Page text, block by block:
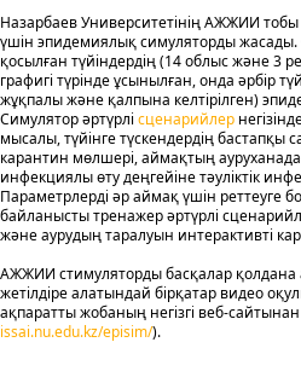
Назарбаев Университетінің АЖЖИИ
үшін эпидемиялық симуляторды жасады.
қосылған түйіндердің (14 облыс және 3
графигі түрінде ұсынылған, онда әрбір
жұқпалы және қалпына келтірілген)
Симулятор әртүрлі сценарийлер
мысалы, түйінге түскендердің бастапқы
карантин мөлшері, аймақтың
инфекциялы өту деңгейіне тәуліктік
Параметрлерді әр аймақ үшін реттеуге
байланысты тренажер әртүрлі
және аурудың таралуын интерактивті
АЖЖИИ стимуляторды басқалар қолдана
жетілдіре алатындай бірқатар видео
ақпаратты жобаның негізгі веб-
issai.nu.edu.kz/episim/).